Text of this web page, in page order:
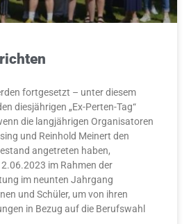
fortgesetzt – unter diesem
diesjährigen „Ex-Perten-Tag“
die langjährigen Organisatoren
und Reinhold Meinert den
angetreten haben,
im Rahmen der
im neunten Jahrgang
und Schüler, um von ihren
in Bezug auf die Berufswahl